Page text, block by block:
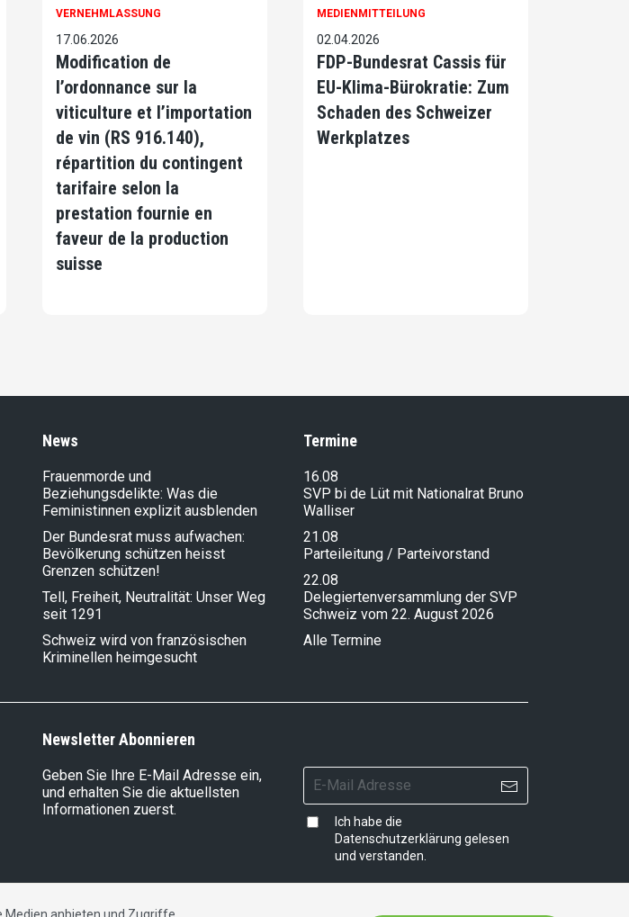
VERNEHMLASSUNG
17.06.2026
Modification de
l’ordonnance sur la
viticulture et l’importation
de vin (RS 916.140),
répartition du contingent
tarifaire selon la
prestation fournie en
faveur de la production
suisse
MEDIENMITTEILUNG
02.04.2026
FDP-Bundesrat Cassis für
EU-Klima-Bürokratie: Zum
Schaden des Schweizer
Werkplatzes
News
Frauenmorde und
Beziehungsdelikte: Was die
Feministinnen explizit ausblenden
Der Bundesrat muss aufwachen:
Bevölkerung schützen heisst
Grenzen schützen!
Tell, Freiheit, Neutralität: Unser Weg
seit 1291
Schweiz wird von französischen
Kriminellen heimgesucht
Termine
16.08
SVP bi de Lüt mit Nationalrat Bruno
Walliser
21.08
Parteileitung / Parteivorstand
22.08
Delegiertenversammlung der SVP
Schweiz vom 22. August 2026
Alle Termine
Newsletter Abonnieren
Geben Sie Ihre E-Mail Adresse ein,
und erhalten Sie die aktuellsten
Informationen zuerst.
Ich habe die
Datenschutzerklärung gelesen
und verstanden.